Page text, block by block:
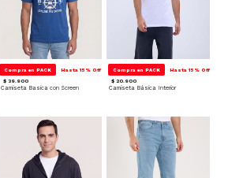
Compra en PACK Hasta 15% Off
$ 39.900
Camiseta Basica con Screen
Compra en PACK Hasta 15% Off
$ 20.900
Camiseta Básica Interior